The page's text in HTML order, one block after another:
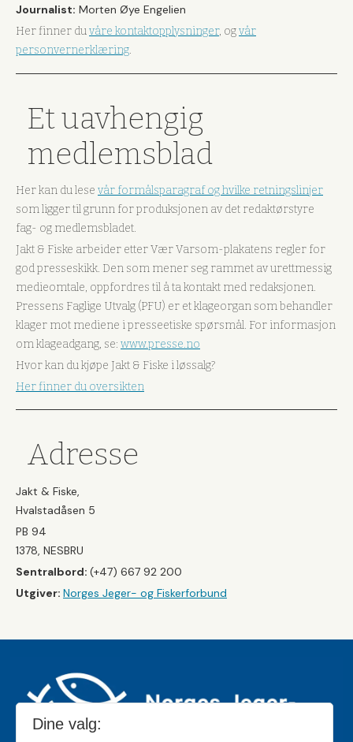
Journalist: Morten Øye Engelien
Her finner duvåre kontaktopplysninger, ogvår
personvernerklæring.
Et uavhengig
medlemsblad
Her kan du lese vår formålsparagraf og hvilke retningslinjer
som ligger til grunn for produksjonen av det redaktørstyre
fag- og medlemsbladet.
Jakt & Fiske arbeider etter Vær Varsom-plakatens regler for
god presseskikk. Den som mener seg rammet av urettmessig
medieomtale, oppfordres til å ta kontakt med redaksjonen.
Pressens Faglige Utvalg (PFU) er et klageorgan som behandler
klager mot mediene i presseetiske spørsmål. For informasjon
om klageadgang, se: www.presse.no
Hvor kan du kjøpe Jakt & Fiske i løssalg?
Her finner du oversikten
Adresse
Jakt & Fiske,
Hvalstadåsen 5
PB 94
1378, NESBRU
Sentralbord: (+47) 667 92 200
Utgiver: Norges Jeger- og Fiskerforbund
Dine valg: